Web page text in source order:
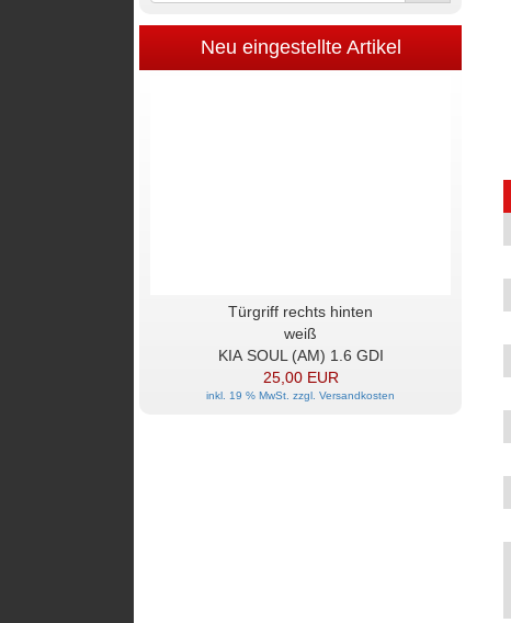
Neu eingestellte Artikel
Türgriff rechts hinten
weiß
KIA SOUL (AM) 1.6 GDI
25,00 EUR
inkl. 19 % MwSt. zzgl.Versandkosten